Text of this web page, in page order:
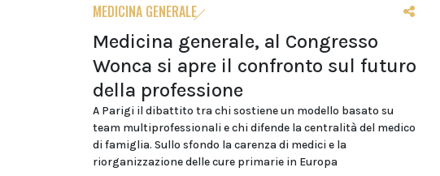
MEDICINA GENERALE
Medicina generale, al Congresso
Wonca si apre il confronto sul futuro
della professione
A Parigi il dibattito tra chi sostiene un modello basato su
team multiprofessionali e chi difende la centralità del medico
di famiglia. Sullo sfondo la carenza di medici e la
riorganizzazione delle cure primarie in Europa